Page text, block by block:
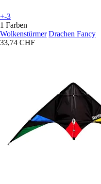
+-3
1 Farben
Wolkenstürmer Drachen Fancy
33,74 CHF